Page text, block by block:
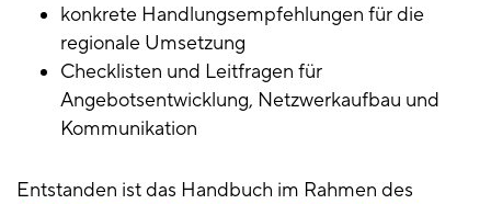
konkrete Handlungsempfehlungen für die
regionale Umsetzung
Checklisten und Leitfragen für
Angebotsentwicklung, Netzwerkaufbau und
Kommunikation
Entstanden ist das Handbuch im Rahmen des